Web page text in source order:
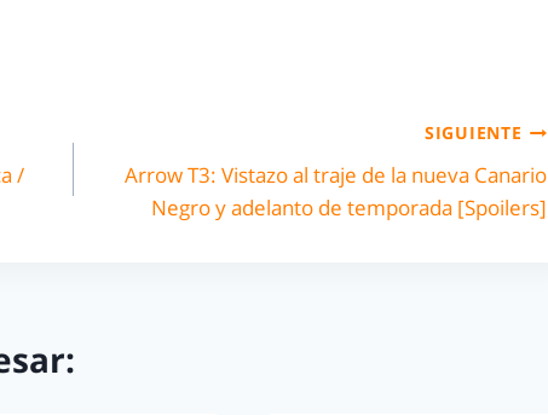
/
SIGUIENTE
Arrow T3: Vistazo al traje de la nueva Canario
Negro y adelanto de temporada [Spoilers]